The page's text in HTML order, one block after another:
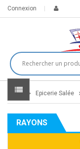
Connexion
Home Epicerie Salée
RAYONS